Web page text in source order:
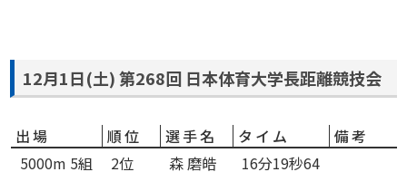
12月1日(土) 第268回 日本体育大学長距離競技会
出場 順位 選手名 タイム
備考
5000m 5組
2位 森 磨皓 16分19秒64